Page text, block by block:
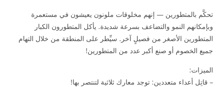
تحكَّم بالمتطورين — إنهم مخلوقات ملونون يعيشون في مستعمرة
وبإمكانهم النمو والتضاعف بسرعة شديدة. يأكل المتطورون الكبار
المتطورين الأصغر من فصيلٍ آخر. سيِّطر على المنطقة من خلال التهام
جميع الخصوم أو صنع أكبر عدد من المتطورين!
الميزات:
– قاتِل أعداء متعددين: توجد معارك ثلاثية لتنتصر بها!